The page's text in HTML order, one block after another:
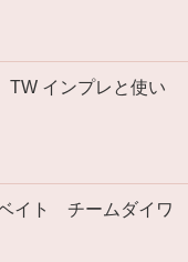
TW インプレと使い
ベイト チームダイワ